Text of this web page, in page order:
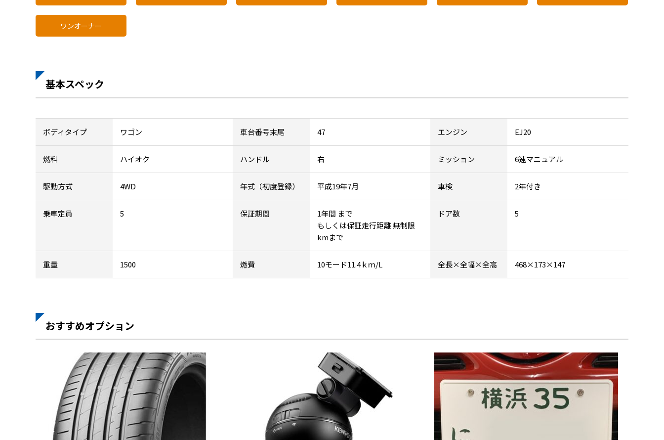
ワンオーナー
基本スペック
ボディタイプ ワゴン 車台番号末尾 47 エンジン EJ20
燃料 ハイオク ハンドル 右 ミッション 6速マニュアル
駆動方式 4WD 年式（初度登録） 平成19年7月 車検 2年付き
乗車定員 5 保証期間
1年間 まで
もしくは保証走行距離 無制限
kmまで
ドア数 5
重量 1500 燃費 10モード11.4ｋｍ/L 全長×全幅×全高 468×173×147
おすすめオプション